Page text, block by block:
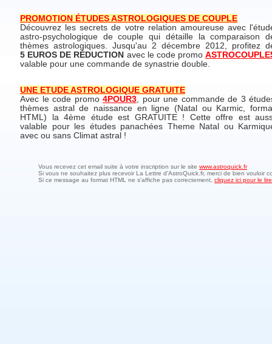
PROMOTION ÉTUDES ASTROLOGIQUES DE COUPLE
Découvrez les secrets de votre relation amoureuse avec
astro-psychologique de couple qui détaille la comparaison
thèmes astrologiques. Jusqu'au 2 décembre 2012, profitez
5 EUROS DE RÉDUCTION avec le code promo
valable pour une commande de synastrie double.
UNE ETUDE ASTROLOGIQUE GRATUITE
Avec le code promo 4POUR3, pour une commande de 3
thèmes astral de naissance en ligne (Natal ou Karmic,
HTML) la 4ème étude est GRATUITE ! Cette offre est
valable pour les études panachées Theme Natal ou
avec ou sans Climat astral !
Vous recevez cet email suite à votre inscription sur le site www.astroquick.fr
Si vous ne souhaitez plus recevoir La Lettre d'AstroQuick.fr, merci de bien vouloir
Si ce message au format HTML ne s'affiche pas correctement, cliquez ici pour le